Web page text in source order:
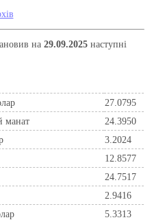
на29.09.2025 наступні
27.0795
манат
24.3950
3.2024
12.8577
24.7517
2.9416
5.3313